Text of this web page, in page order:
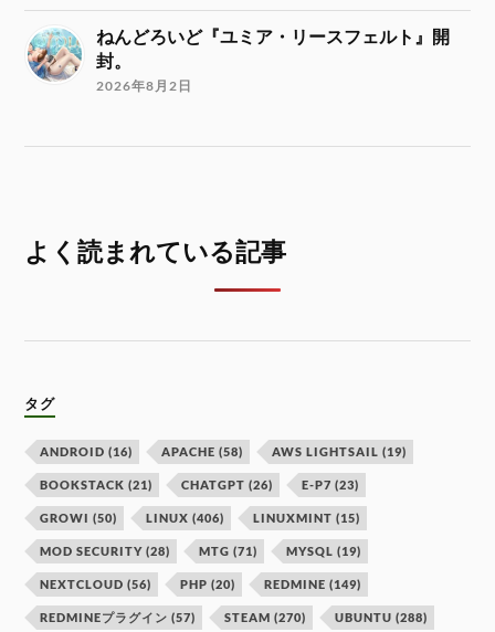
ねんどろいど『ユミア・リースフェルト』開
封。
2026年8月2日
よく読まれている記事
タグ
ANDROID (16) APACHE (58) AWS LIGHTSAIL (19)
BOOKSTACK (21) CHATGPT (26) E-P7 (23)
GROWI (50) LINUX (406) LINUXMINT (15)
MOD SECURITY (28) MTG (71) MYSQL (19)
NEXTCLOUD (56) PHP (20) REDMINE (149)
REDMINEプラグイン (57) STEAM (270) UBUNTU (288)